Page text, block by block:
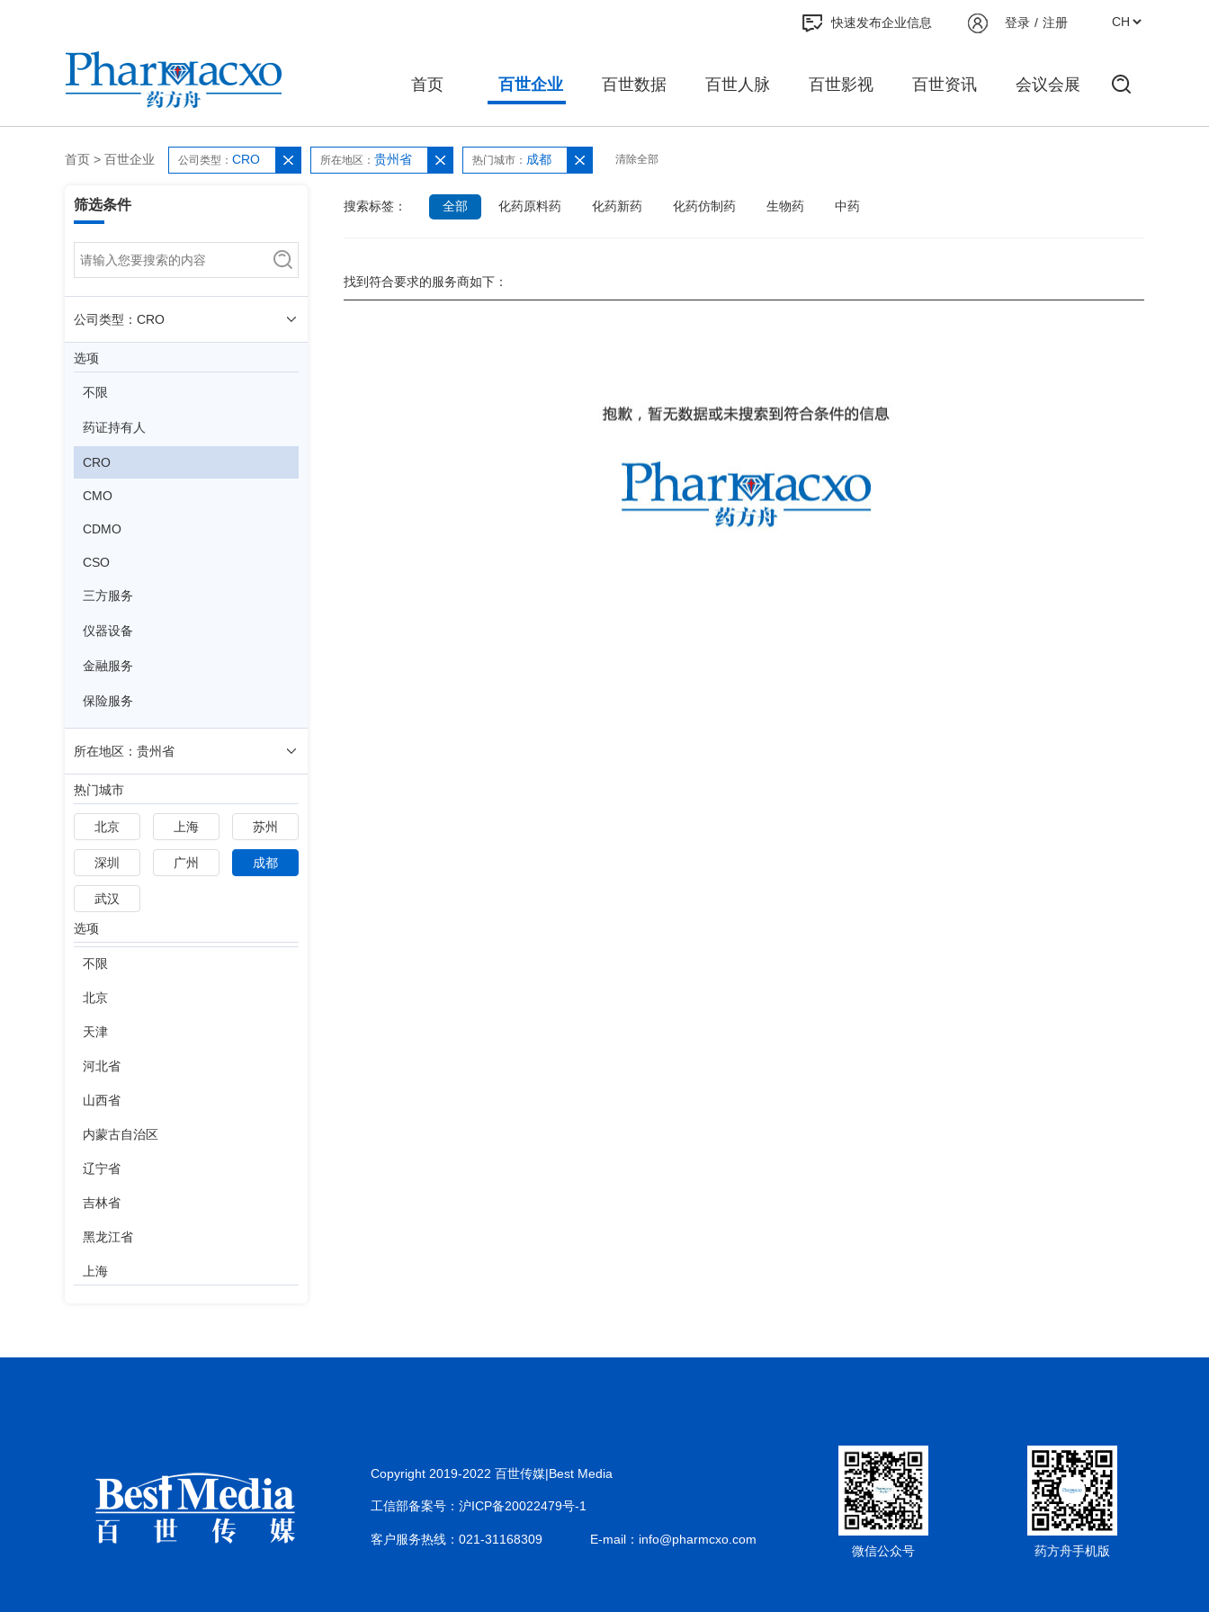
登录 / 注册
快速发布企业信息
首页 百世企业 百世数据 百世人脉 百世影视 百世资讯 会议会展
首页 > 百世企业 公司类型： CRO 所在地区： 贵州省 热门城市： 成都 清除全部
筛选条件
公司类型：CRO
选项
不限
药证持有人
CRO
CMO
CDMO
CSO
三方服务
仪器设备
金融服务
保险服务
所在地区：贵州省
热门城市
北京 上海 苏州
深圳 广州 成都
武汉
选项
不限
北京
天津
河北省
山西省
内蒙古自治区
辽宁省
吉林省
黑龙江省
上海
山东省
河南省
湖北省
搜索标签： 全部 化药原料药 化药新药 化药仿制药 生物药 中药
找到符合要求的服务商如下：
Copyright 2019-2022 百世传媒|Best Media
工信部备案号：沪ICP备20022479号-1
客户服务热线：021-31168309
E-mail：info@pharmcxo.com
微信公众号
药方舟手机版